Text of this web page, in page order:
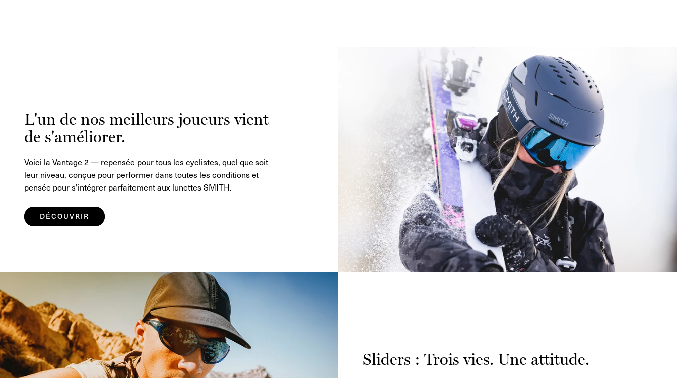
L'un de nos meilleurs joueurs vient
de s'améliorer.
Voici la Vantage 2 — repensée pour tous les cyclistes, quel que soit
leur niveau, conçue pour performer dans toutes les conditions et
pensée pour s'intégrer parfaitement aux lunettes SMITH.
DÉCOUVRIR
Sliders : Trois vies. Une attitude.